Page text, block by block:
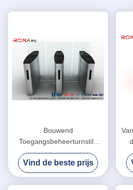
Bouwend
Toegangsbeheerturnstile
Klepbarrière Automatisch
met het Oppoetsen
Oppervlakte
Vind de beste prijs